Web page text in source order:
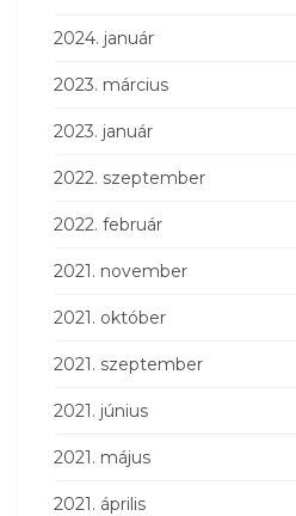
2024. január
2023. március
2023. január
2022. szeptember
2022. február
2021. november
2021. október
2021. szeptember
2021. június
2021. május
2021. április